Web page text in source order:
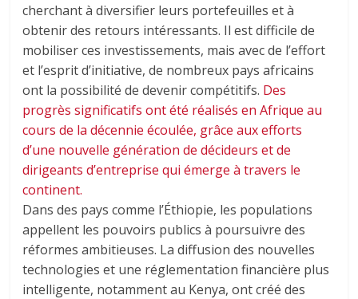
cherchant à diversifier leurs portefeuilles et à
obtenir des retours intéressants. Il est difficile de
mobiliser ces investissements, mais avec de l’effort
et l’esprit d’initiative, de nombreux pays africains
ont la possibilité de devenir compétitifs. Des
progrès significatifs ont été réalisés en Afrique au
cours de la décennie écoulée, grâce aux efforts
d’une nouvelle génération de décideurs et de
dirigeants d’entreprise qui émerge à travers le
continent.
Dans des pays comme l’Éthiopie, les populations
appellent les pouvoirs publics à poursuivre des
réformes ambitieuses. La diffusion des nouvelles
technologies et une réglementation financière plus
intelligente, notamment au Kenya, ont créé des